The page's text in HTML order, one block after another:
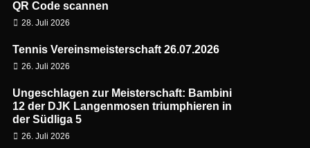
QR Code scannen
28. Juli 2026
Tennis Vereinsmeisterschaft 26.07.2026
26. Juli 2026
Ungeschlagen zur Meisterschaft: Bambini
12 der DJK Langenmosen triumphieren in
der Südliga 5
26. Juli 2026